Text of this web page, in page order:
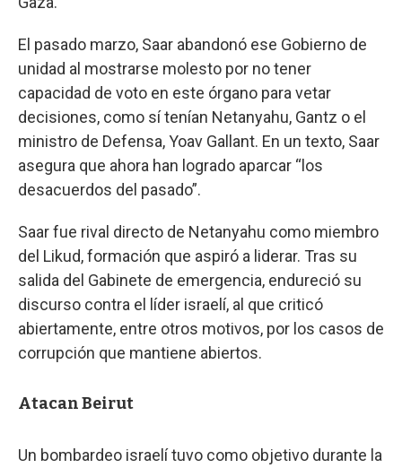
El pasado marzo, Saar abandonó ese Gobierno de
unidad al mostrarse molesto por no tener
capacidad de voto en este órgano para vetar
decisiones, como sí tenían Netanyahu, Gantz o el
ministro de Defensa, Yoav Gallant. En un texto, Saar
asegura que ahora han logrado aparcar “los
desacuerdos del pasado”.
Saar fue rival directo de Netanyahu como miembro
del Likud, formación que aspiró a liderar. Tras su
salida del Gabinete de emergencia, endureció su
discurso contra el líder israelí, al que criticó
abiertamente, entre otros motivos, por los casos de
corrupción que mantiene abiertos.
Atacan Beirut
Un bombardeo israelí tuvo como objetivo durante la